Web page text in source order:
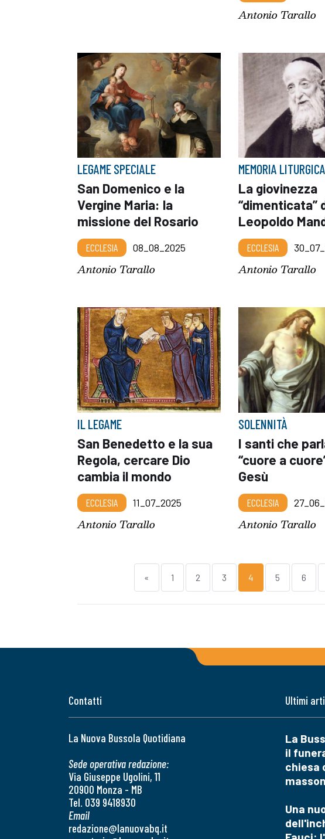
Antonio Tarallo
LEGAME SPECIALE
San Domenico e la
Vergine Maria: la
missione del Rosario
ECCLESIA 08_08_2025
Antonio Tarallo
MEMORIA LITURGICA
La giovinezza
“dimenticata”
Leopoldo
ECCLESIA
Antonio Tarallo
IL LEGAME
San Benedetto e la sua
Regola, cercare Dio
cambia il mondo
ECCLESIA 11_07_2025
Antonio Tarallo
SOLENNITÀ
I santi che
“cuore a
Gesù
ECCLESIA
Antonio Tarallo
« 1 2 3 4 5 6
Contatti
La Nuova Bussola Quotidiana
Sede operativa redazione:
Via Giuseppe Ugolini, 11
20900 Monza - MB
Tel. 039 9418930
Email
redazione@lanuovabq.it
Ultimi
La
il
chiesa
Una